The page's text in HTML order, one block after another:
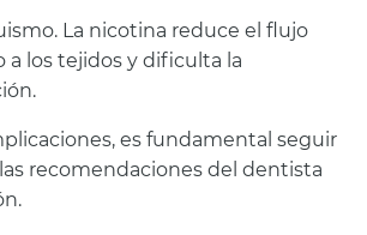
La nicotina reduce el flujo
a los tejidos y dificulta la
es fundamental seguir
recomendaciones del dentista